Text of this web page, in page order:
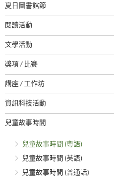
夏日圖書館節
閱讀活動
文學活動
獎項 / 比賽
講座 / 工作坊
資訊科技活動
兒童故事時間
兒童故事時間 (粵語)
兒童故事時間 (英語)
兒童故事時間 (普通話)